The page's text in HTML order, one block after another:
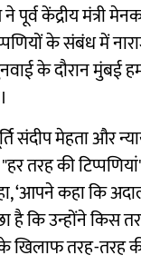
केंद्रीय मंत्री
के संबंध में
के दौरान
संदीप मेहता और
की टिप्पणियां"
कहा कि
कि उन्होंने किस
खिलाफ तरह-तरह